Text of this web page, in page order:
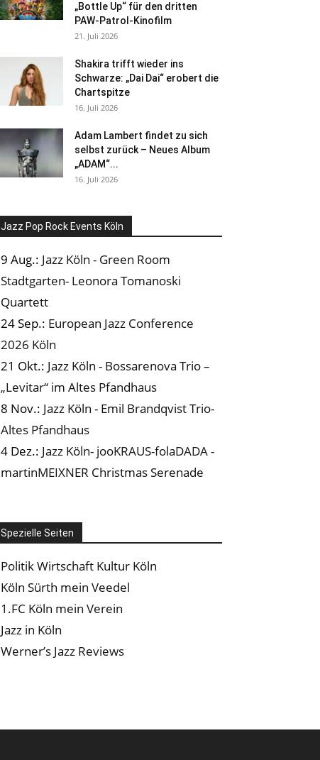
„Bottle Up“ für den dritten
PAW-Patrol-Kinofilm
21. Juli 2026
Shakira trifft wieder ins
Schwarze: „Dai Dai“ erobert die
Chartspitze
16. Juli 2026
Adam Lambert findet zu sich
selbst zurück – Neues Album
„ADAM“...
16. Juli 2026
Jazz Pop Rock Events Köln
9 Aug.: Jazz Köln - Green Room
Stadtgarten- Leonora Tomanoski
Quartett
24 Sep.: European Jazz Conference
2026 Köln
21 Okt.: Jazz Köln - Bossarenova Trio –
„Levitar“ im Altes Pfandhaus
8 Nov.: Jazz Köln - Emil Brandqvist Trio-
Altes Pfandhaus
4 Dez.: Jazz Köln- jooKRAUS-folaDADA -
martinMEIXNER Christmas Serenade
Spezielle Seiten
Politik Wirtschaft Kultur Köln
Köln Sürth mein Veedel
1.FC Köln mein Verein
Jazz in Köln
Werner’s Jazz Reviews